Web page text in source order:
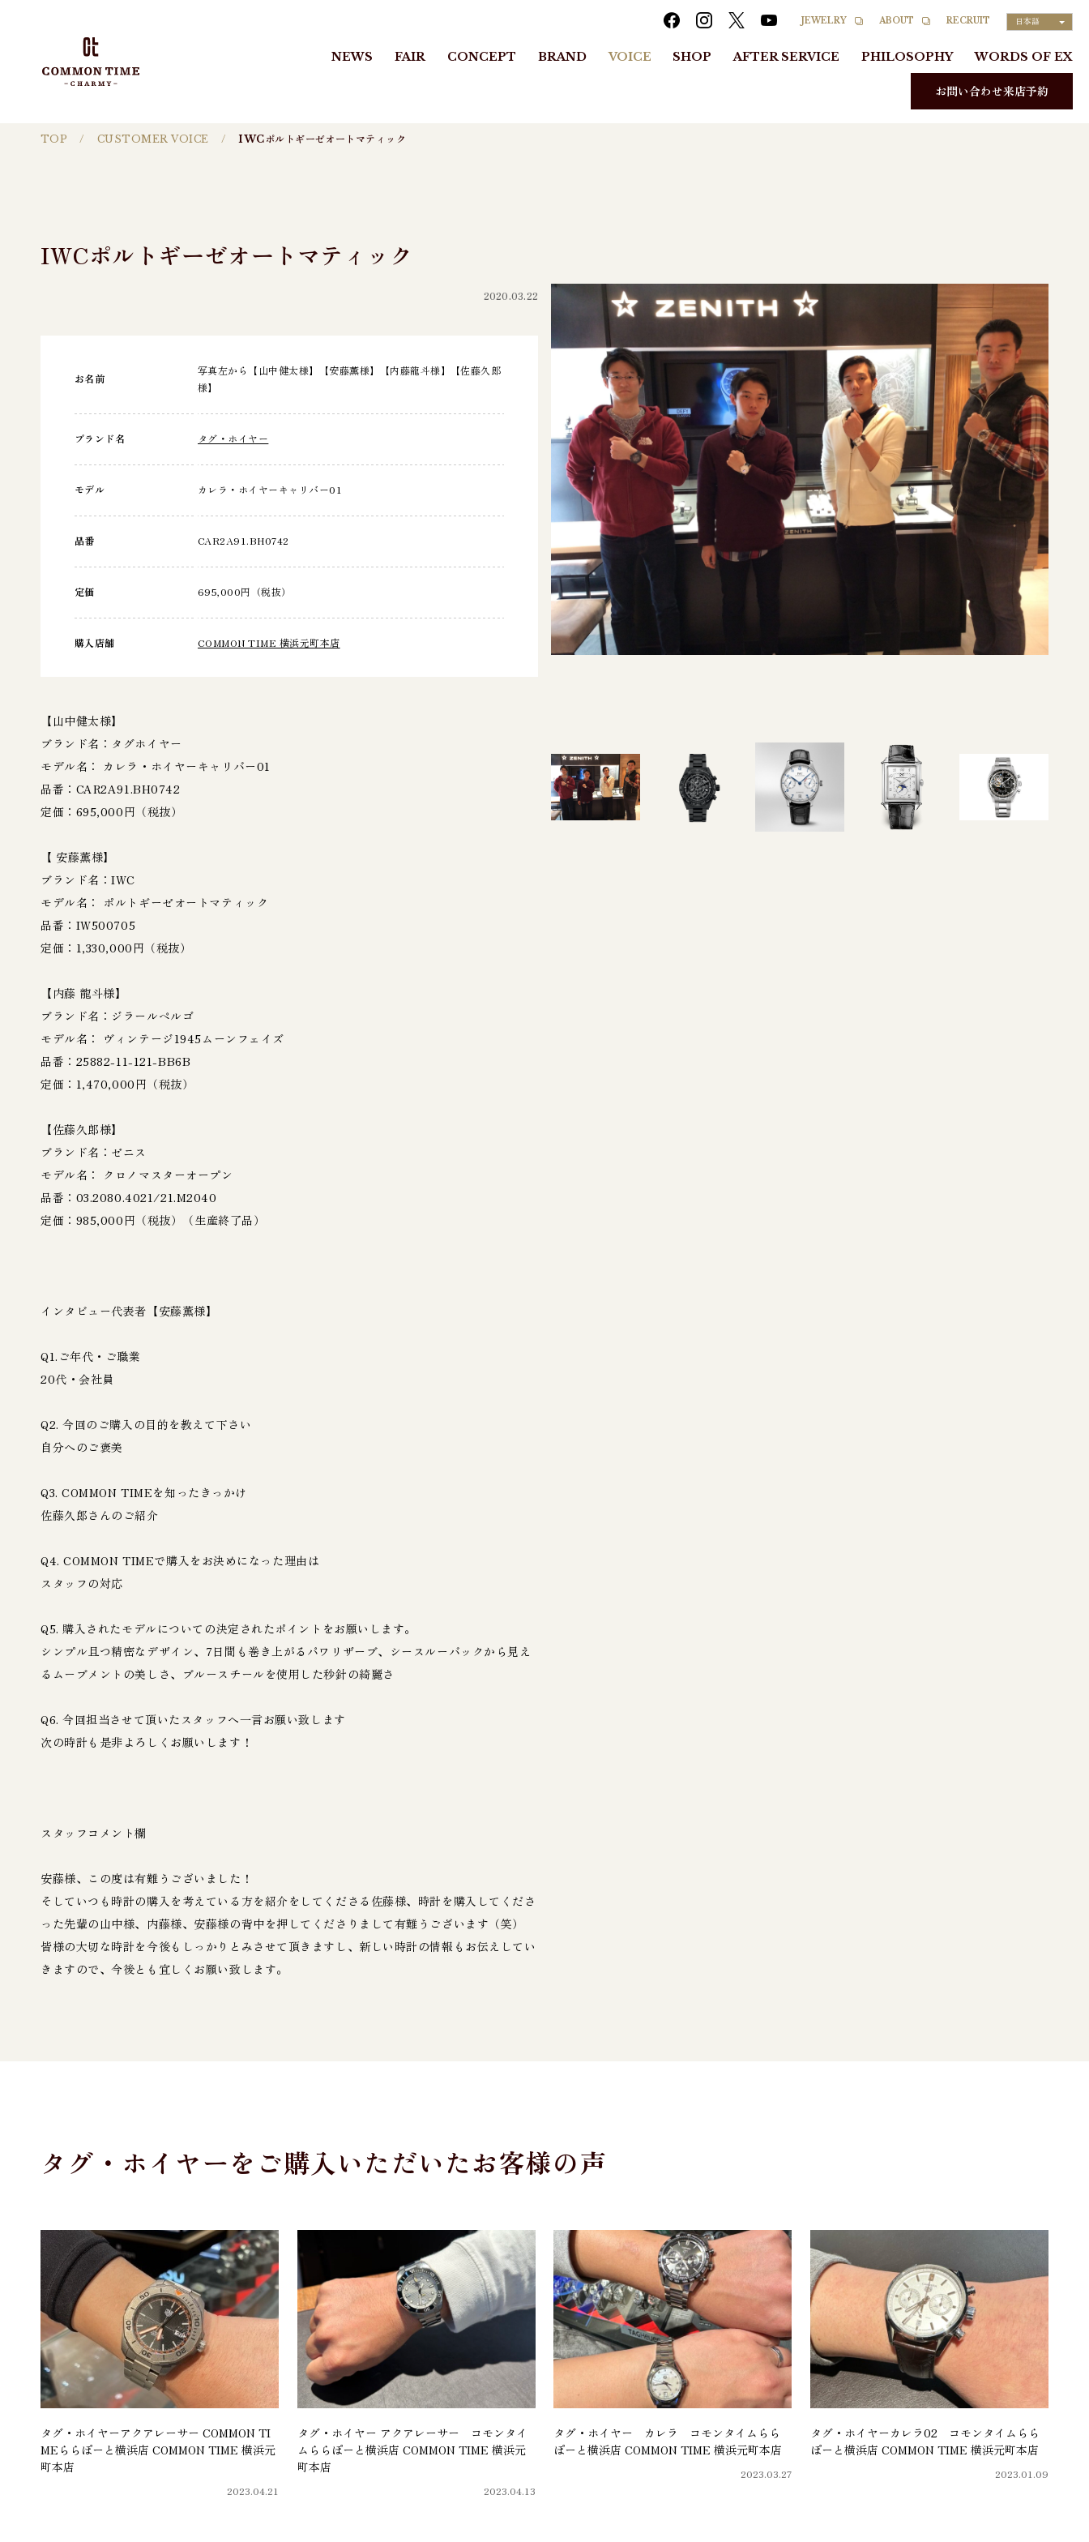
JEWELRY ABOUT RECRUIT 日本語
NEWS FAIR CONCEPT BRAND VOICE SHOP AFTER SERVICE PHILOSOPHY WORDS OF EX
お問い合わせ来店予約
TOP CUSTOMER VOICE IWCポルトギーゼオートマティック
IWCポルトギーゼオートマティック
2020.03.22
お名前
写真左から【山中健太様】【安藤薫様】【内藤龍斗様】【佐藤久郎
様】
ブランド名 タグ・ホイヤー
モデル カレラ・ホイヤーキャリバー01
品番 CAR2A91.BH0742
定価 695,000円（税抜）
購入店舗 COMMON TIME 横浜元町本店
【山中健太様】
ブランド名：タグホイヤー
モデル名： カレラ・ホイヤーキャリバー01
品番：CAR2A91.BH0742
定価：695,000円（税抜）
【 安藤薫様】
ブランド名：IWC
モデル名： ポルトギーゼオートマティック
品番：IW500705
定価：1,330,000円（税抜）
【内藤 龍斗様】
ブランド名：ジラールペルゴ
モデル名： ヴィンテージ1945ムーンフェイズ
品番：25882-11-121-BB6B
定価：1,470,000円（税抜）
【佐藤久郎様】
ブランド名：ゼニス
モデル名： クロノマスターオープン
品番：03.2080.4021/21.M2040
定価：985,000円（税抜）（生産終了品）
インタビュー代表者【安藤薫様】
Q1.ご年代・ご職業
20代・会社員
Q2. 今回のご購入の目的を教えて下さい
自分へのご褒美
Q3. COMMON TIMEを知ったきっかけ
佐藤久郎さんのご紹介
Q4. COMMON TIMEで購入をお決めになった理由は
スタッフの対応
Q5. 購入されたモデルについての決定されたポイントをお願いします。
シンプル且つ精密なデザイン、7日間も巻き上がるパワリザーブ、シースルーバックから見え
るムーブメントの美しさ、ブルースチールを使用した秒針の綺麗さ
Q6. 今回担当させて頂いたスタッフへ一言お願い致します
次の時計も是非よろしくお願いします！
スタッフコメント欄
安藤様、この度は有難うございました！
そしていつも時計の購入を考えている方を紹介をしてくださる佐藤様、時計を購入してくださ
った先輩の山中様、内藤様、安藤様の背中を押してくださりまして有難うございます（笑）
皆様の大切な時計を今後もしっかりとみさせて頂きますし、新しい時計の情報もお伝えしてい
きますので、今後とも宜しくお願い致します。
タグ・ホイヤーをご購入いただいたお客様の声
タグ・ホイヤーアクアレーサー COMMON TI
MEららぽーと横浜店 COMMON TIME 横浜元
町本店
2023.04.21
タグ・ホイヤー アクアレーサー コモンタイ
ムららぽーと横浜店 COMMON TIME 横浜元
町本店
2023.04.13
タグ・ホイヤー カレラ コモンタイムらら
ぽーと横浜店 COMMON TIME 横浜元町本店
2023.03.27
タグ・ホイヤーカレラ02 コモンタイムらら
ぽーと横浜店 COMMON TIME 横浜元町本店
2023.01.09